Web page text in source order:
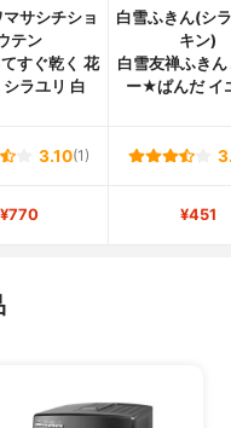
サシチショ
テン
すぐ乾く 花
ラユリ 白
白雪ふきん(シ
キン)
白雪友禅ふきん
ー★ぱんだ イ
3.10(1)
¥770 ¥451